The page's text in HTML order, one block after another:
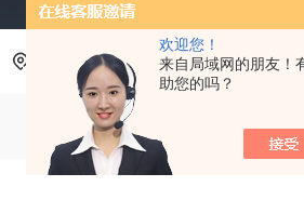
欢迎您！
来自局域网的朋友！
助您的吗？
当前位置：首页 产品中心 力